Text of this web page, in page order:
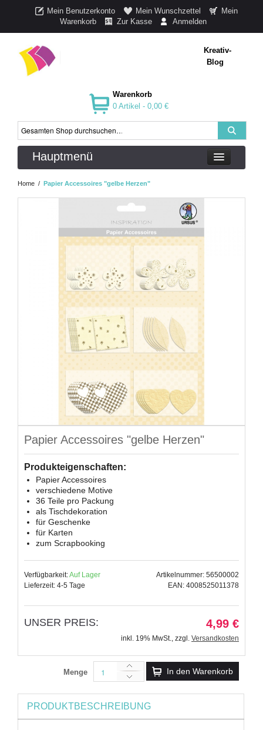
Mein Benutzerkonto Mein Wunschzettel
Mein
Warenkorb
Zur Kasse Anmelden
Kreativ-
Blog
Warenkorb
0 Artikel - 0,00 €
Hauptmenü
Home / Papier Accessoires "gelbe Herzen"
Papier Accessoires "gelbe Herzen"
Produkteigenschaften:
Papier Accessoires
verschiedene Motive
36 Teile pro Packung
als Tischdekoration
für Geschenke
für Karten
zum Scrapbooking
Verfügbarkeit:Auf Lager
Lieferzeit: 4-5 Tage
Artikelnummer: 56500002
EAN: 4008525011378
UNSER PREIS: 4,99 €
inkl. 19% MwSt., zzgl. Versandkosten
Menge In den Warenkorb
PRODUKTBESCHREIBUNG